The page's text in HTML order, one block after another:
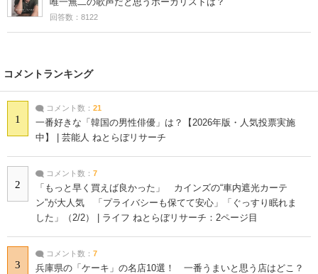
唯一無二の歌声だと思うボーカリストは？
回答数：8122
コメントランキング
1
コメント数： 21
一番好きな「韓国の男性俳優」は？【2026年版・人気投票実施
中】 | 芸能人 ねとらぼリサーチ
2
コメント数： 7
「もっと早く買えば良かった」 カインズの“車内遮光カーテ
ン”が大人気 「プライバシーも保てて安心」「ぐっすり眠れま
した」（2/2） | ライフ ねとらぼリサーチ：2ページ目
3
コメント数： 7
兵庫県の「ケーキ」の名店10選！ 一番うまいと思う店はどこ？